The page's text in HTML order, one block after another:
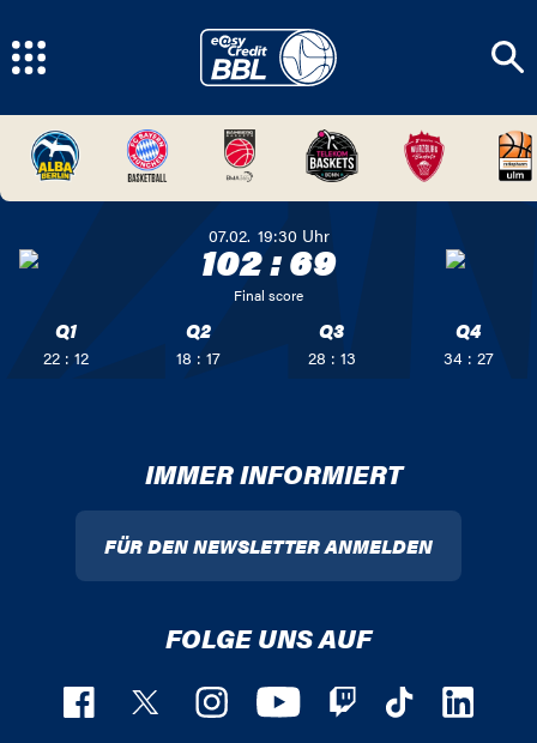
07.02. 19:30 Uhr
102:69
Final score
Q1
22 : 12
Q2
18 : 17
Q3
28 : 13
Q4
34 : 27
IMMER INFORMIERT
FÜR DEN NEWSLETTER ANMELDEN
FOLGE UNS AUF